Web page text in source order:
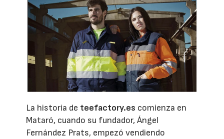
La historia de teefactory.es comienza en
Mataró, cuando su fundador, Ángel
Fernández Prats, empezó vendiendo